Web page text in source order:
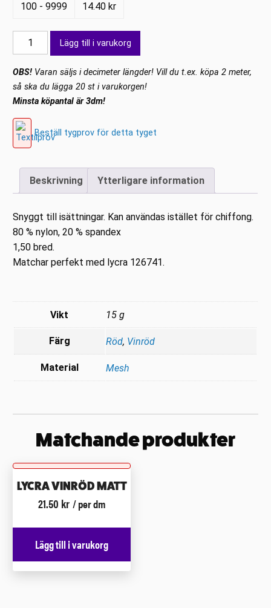
100 - 9999 14.40kr
Stretchmesh
Vinröd
mängd
Lägg till i varukorg
OBS! Varan säljs i decimeter längder! Vill du t.ex. köpa 2 meter,
så ska du lägga 20 st i varukorgen!
Minsta köpantal är 3dm!
Beställ tygprov för detta tyget
Beskrivning Ytterligare information
Snyggt till isättningar. Kan användas istället för chiffong.
80 % nylon, 20 % spandex
1,50 bred.
Matchar perfekt med lycra 126741.
Vikt 15 g
Färg Röd, Vinröd
Material Mesh
Matchande produkter
LYCRA VINRÖD MATT
21.50 kr / per dm
Lägg till i varukorg